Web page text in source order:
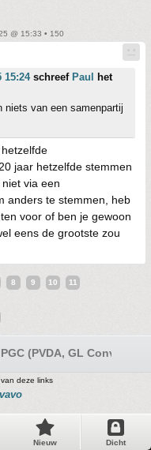
@ 15:33 • 150
15:24schreef Paul
het
niets van een samenpartij
jaar hetzelfde stemmen
via een
anders te stemmen, heb
voor of ben je gewoon
eens de grootste zou
8 9 10 11
(PVDA, GL
deze links
Nieuw Dicht